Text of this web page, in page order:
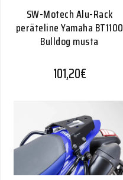
SW-Motech Alu-Rack
peräteline Yamaha BT1100
Bulldog musta
101,20€